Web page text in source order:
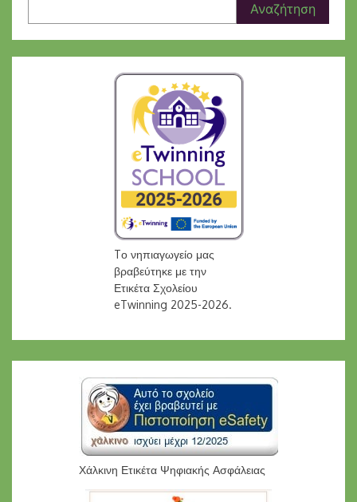
Αναζήτηση
Tο νηπιαγωγείο μας
βραβεύτηκε με την
Ετικέτα Σχολείου
eTwinning 2025-2026.
Χάλκινη Ετικέτα Ψηφιακής Ασφάλειας